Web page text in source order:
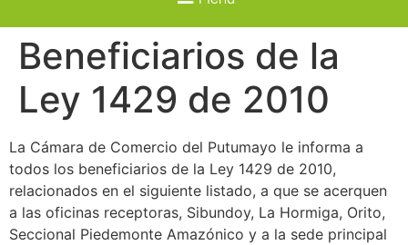
Beneficiarios de la
Ley 1429 de 2010
La Cámara de Comercio del Putumayo le informa a
todos los beneficiarios de la Ley 1429 de 2010,
relacionados en el siguiente listado, a que se acerquen
a las oficinas receptoras, Sibundoy, La Hormiga, Orito,
Seccional Piedemonte Amazónico y a la sede principal